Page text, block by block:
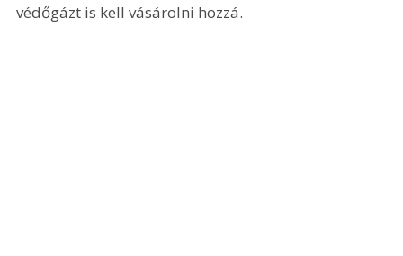
védőgázt is kell vásárolni hozzá.